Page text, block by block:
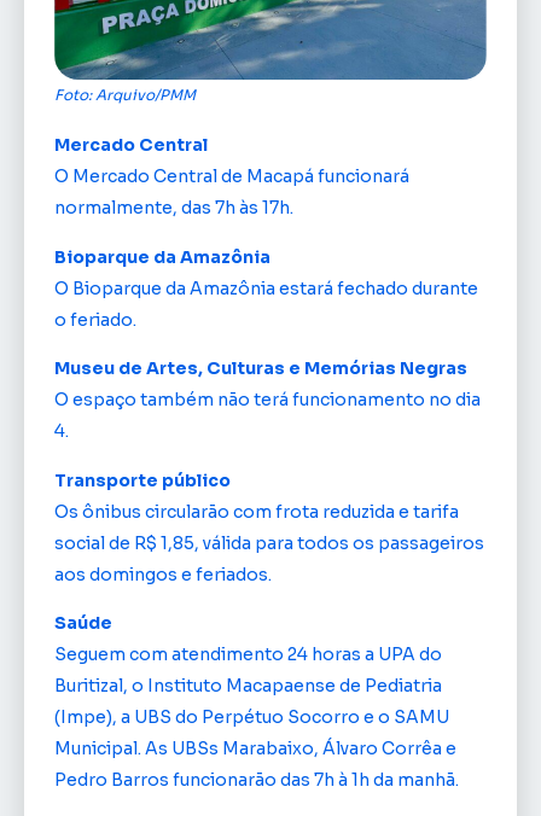
Foto: Arquivo/PMM
Mercado Central
O Mercado Central de Macapá funcionará
normalmente, das 7h às 17h.
Bioparque da Amazônia
O Bioparque da Amazônia estará fechado durante
o feriado.
Museu de Artes, Culturas e Memórias Negras
O espaço também não terá funcionamento no dia
4.
Transporte público
Os ônibus circularão com frota reduzida e tarifa
social de R$ 1,85, válida para todos os passageiros
aos domingos e feriados.
Saúde
Seguem com atendimento 24 horas a UPA do
Buritizal, o Instituto Macapaense de Pediatria
(Impe), a UBS do Perpétuo Socorro e o SAMU
Municipal. As UBSs Marabaixo, Álvaro Corrêa e
Pedro Barros funcionarão das 7h à 1h da manhã.